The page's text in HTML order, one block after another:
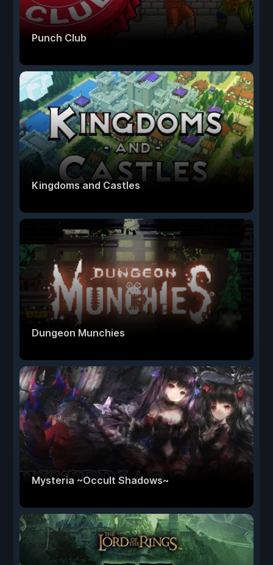
Punch Club
Kingdoms and Castles
Dungeon Munchies
Mysteria ~Occult Shadows~